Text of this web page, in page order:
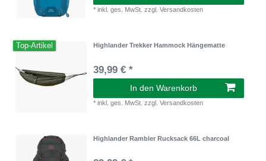
*inkl. ges. MwSt. zzgl.Versandkosten
Top-Artikel Highlander Trekker Hammock Hängematte
39,99 € *
In den Warenkorb
*inkl. ges. MwSt. zzgl.Versandkosten
Highlander Rambler Rucksack 66L charcoal